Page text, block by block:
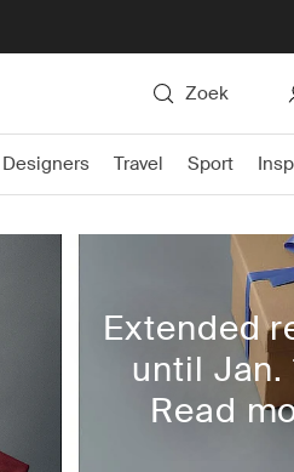
Zoek
Designers Travel Sport
Extended
until Jan.
Read